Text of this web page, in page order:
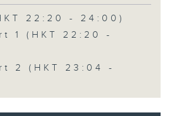
22:20 - 24:00)
1 (HKT 22:20 -
2 (HKT 23:04 -